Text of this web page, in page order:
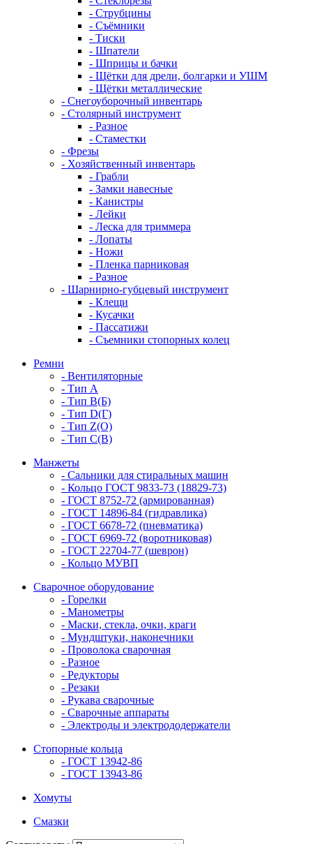
- Струбцины
- Съёмники
- Тиски
- Шпатели
- Шприцы и бачки
- Щётки для дрели, болгарки и УШМ
- Щётки металлические
- Снегоуборочный инвентарь
- Столярный инструмент
- Разное
- Стаместки
- Фрезы
- Хозяйственный инвентарь
- Грабли
- Замки навесные
- Канистры
- Лейки
- Леска для триммера
- Лопаты
- Ножи
- Пленка парниковая
- Разное
- Шарнирно-губцевый инструмент
- Клещи
- Кусачки
- Пассатижи
- Съемники стопорных колец
Ремни
- Вентиляторные
- Тип A
- Тип B(Б)
- Тип D(Г)
- Тип Z(O)
- Тип С(В)
Манжеты
- Сальники для стиральных машин
- Кольцо ГОСТ 9833-73 (18829-73)
- ГОСТ 8752-72 (армированная)
- ГОСТ 14896-84 (гидравлика)
- ГОСТ 6678-72 (пневматика)
- ГОСТ 6969-72 (воротниковая)
- ГОСТ 22704-77 (шеврон)
- Кольцо МУВП
Сварочное оборудование
- Горелки
- Манометры
- Маски, стекла, очки, краги
- Мундштуки, наконечники
- Проволока сварочная
- Разное
- Редукторы
- Резаки
- Рукава сварочные
- Сварочные аппараты
- Электроды и электрододержатели
Стопорные кольца
- ГОСТ 13942-86
- ГОСТ 13943-86
Хомуты
Смазки